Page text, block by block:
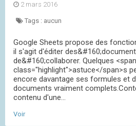
2 mars 2016
Tags : aucun
Google Sheets propose des
il s'agit d'éditer
de&#160;collaborer. Quelques <span
class="highlight">astuce</span>s
encore davantage ses formules et
documents vraiment
contenu d'une...
Voir